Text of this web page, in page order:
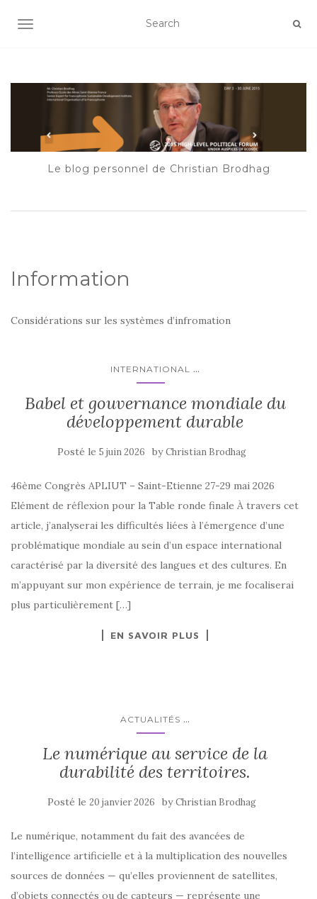
AFFICHER/MASQUER LA NAVIGATION
Le blog personnel de Christian Brodhag
Information
Considérations sur les systèmes d’infromation
INTERNATIONAL ...
Babel et gouvernance mondiale du
développement durable
Posté le 5 juin 2026 byChristian Brodhag
46ème Congrès APLIUT – Saint-Etienne 27-29 mai 2026
Elément de réflexion pour la Table ronde finale À travers cet
article, j’analyserai les difficultés liées à l’émergence d’une
problématique mondiale au sein d’un espace international
caractérisé par la diversité des langues et des cultures. En
m’appuyant sur mon expérience de terrain, je me focaliserai
plus particulièrement […]
EN SAVOIR PLUS
ACTUALITÉS ...
Le numérique au service de la
durabilité des territoires.
Posté le 20 janvier 2026 byChristian Brodhag
Le numérique, notamment du fait des avancées de
l’intelligence artificielle et à la multiplication des nouvelles
sources de données — qu’elles proviennent de satellites,
d’objets connectés ou de capteurs — représente une